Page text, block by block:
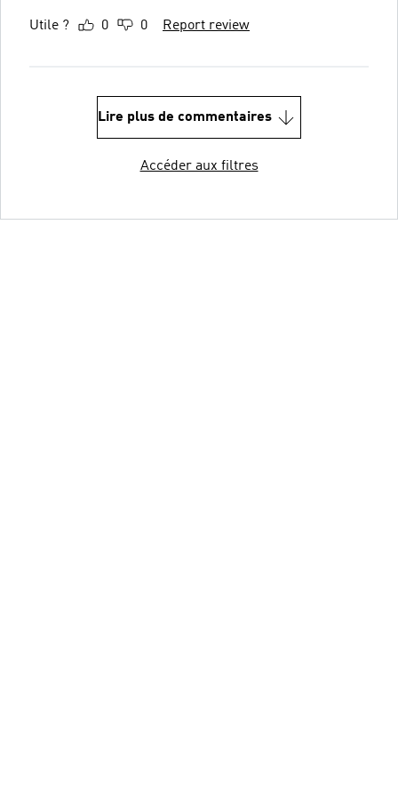
Utile ? 0 0 Report review
Lire plus de commentaires
Accéder aux filtres